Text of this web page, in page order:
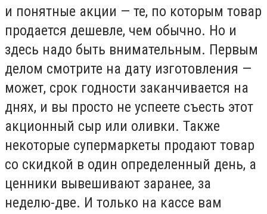
и понятные акции — те, по которым товар
продается дешевле, чем обычно. Но и
здесь надо быть внимательным. Первым
делом смотрите на дату изготовления —
может, срок годности заканчивается на
днях, и вы просто не успеете съесть этот
акционный сыр или оливки. Также
некоторые супермаркеты продают товар
со скидкой в один определенный день, а
ценники вывешивают заранее, за
неделю-две. И только на кассе вам